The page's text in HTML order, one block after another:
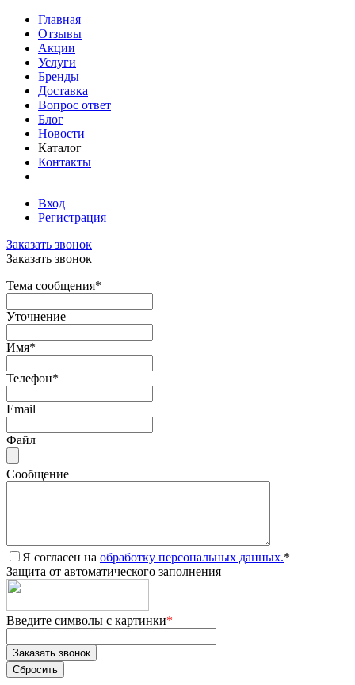
Главная
Отзывы
Акции
Услуги
Бренды
Доставка
Вопрос ответ
Блог
Новости
Каталог
Контакты
Вход
Регистрация
Заказать звонок
Заказать звонок
Тема сообщения*
Уточнение
Имя*
Телефон*
Email
Файл
Сообщение
Я согласен на обработку персональных данных.*
Защита от автоматического заполнения
Введите символы с картинки*